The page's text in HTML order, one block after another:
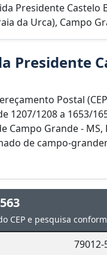
Presidente
da Urca), Campo
Presidente
Postal
1207/1208 a 1653/
Campo Grande -
de campo-
CEP e pesquisa
79012-